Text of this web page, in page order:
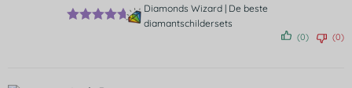
Diamonds Wizard | De beste
diamantschildersets
(0) (0)